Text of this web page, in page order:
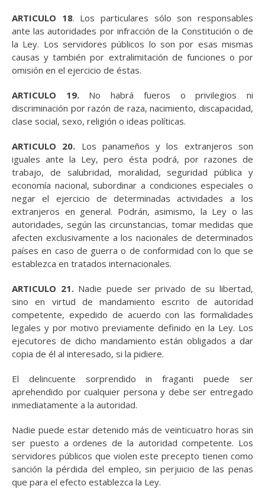
ARTICULO 18. Los particulares sólo son responsables
ante las autoridades por infracción de la Constitución o de
la Ley. Los servidores públicos lo son por esas mismas
causas y también por extralimitación de funciones o por
omisión en el ejercicio de éstas.
ARTICULO 19.No habrá fueros o privilegios ni
discriminación por razón de raza, nacimiento, discapacidad,
clase social, sexo, religión o ideas políticas.
ARTICULO 20. Los panameños y los extranjeros son
iguales ante la Ley, pero ésta podrá, por razones de
trabajo, de salubridad, moralidad, seguridad pública y
economía nacional, subordinar a condiciones especiales o
negar el ejercicio de determinadas actividades a los
extranjeros en general. Podrán, asimismo, la Ley o las
autoridades, según las circunstancias, tomar medidas que
afecten exclusivamente a los nacionales de determinados
países en caso de guerra o de conformidad con lo que se
establezca en tratados internacionales.
ARTICULO 21.Nadie puede ser privado de su libertad,
sino en virtud de mandamiento escrito de autoridad
competente, expedido de acuerdo con las formalidades
legales y por motivo previamente definido en la Ley. Los
ejecutores de dicho mandamiento están obligados a dar
copia de él al interesado, si la pidiere.
El delincuente sorprendido in fraganti puede ser
aprehendido por cualquier persona y debe ser entregado
inmediatamente a la autoridad.
Nadie puede estar detenido más de veinticuatro horas sin
ser puesto a ordenes de la autoridad competente. Los
servidores públicos que violen este precepto tienen como
sanción la pérdida del empleo, sin perjuicio de las penas
que para el efecto establezca la Ley.